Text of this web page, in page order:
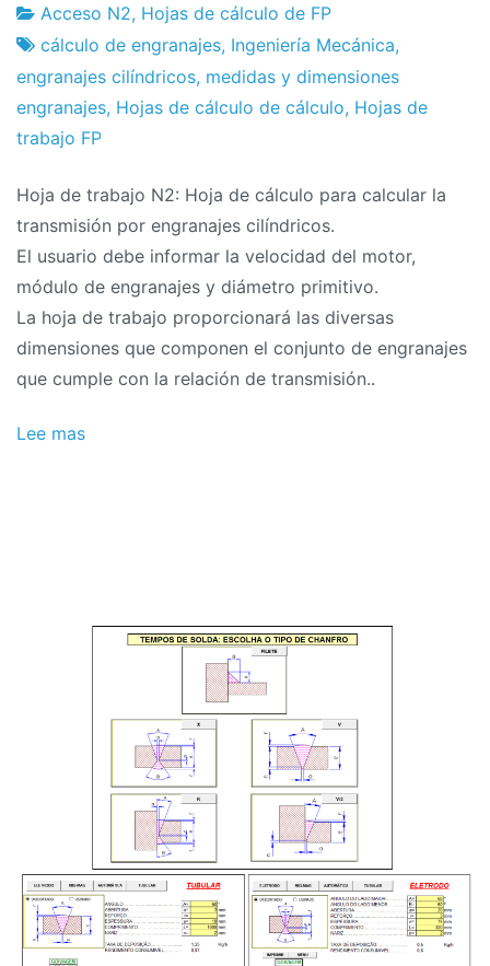
Fábrica
de
proyectos
11
de
febrero
de
Acceso N2, Hojas de cálculo de FP
cálculo de engranajes, Ingeniería Mecánica,
engranajes cilíndricos, medidas y dimensiones
engranajes, Hojas de cálculo de cálculo, Hojas de
trabajo FP
Hoja de trabajo N2: Hoja de cálculo para calcular la
transmisión por engranajes cilíndricos.
El usuario debe informar la velocidad del motor,
módulo de engranajes y diámetro primitivo.
La hoja de trabajo proporcionará las diversas
dimensiones que componen el conjunto de engranajes
que cumple con la relación de transmisión..
Lee mas